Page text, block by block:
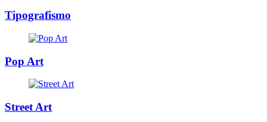
Tipografismo
Pop Art
Street Art